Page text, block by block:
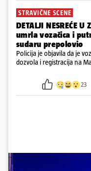
STRAVIČNE SCENE
DETALJI NESREĆE
umrla vozačica i
sudaru prepolovio
Policija je objavila da je
dozvola i registracija na
23